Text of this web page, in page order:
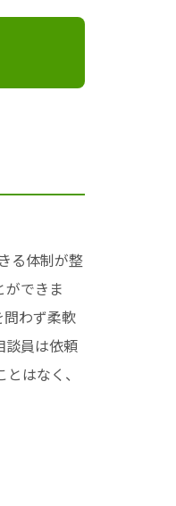
る体制が整
ができま
わず柔軟
談員は依頼
はなく、